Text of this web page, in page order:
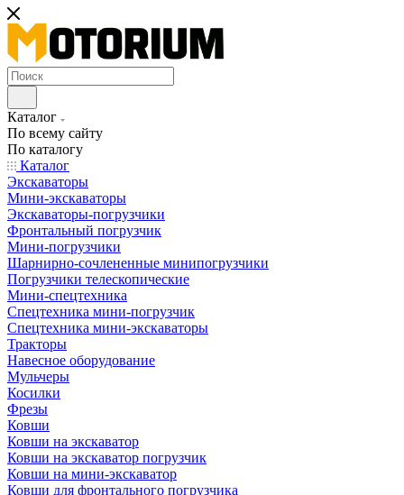
Каталог
По всему сайту
По каталогу
Каталог
Экскаваторы
Мини-экскаваторы
Экскаваторы-погрузчики
Фронтальный погрузчик
Мини-погрузчики
Шарнирно-сочлененные минипогрузчики
Погрузчики телескопические
Мини-спецтехника
Спецтехника мини-погрузчик
Спецтехника мини-экскаваторы
Тракторы
Навесное оборудование
Мульчеры
Косилки
Фрезы
Ковши
Ковши на экскаватор
Ковши на экскаватор погрузчик
Ковши на мини-экскаватор
Ковши для фронтального погрузчика